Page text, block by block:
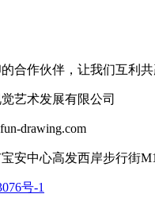
合作伙伴，让我们互利
艺术发展有限公司
drawing.com
安中心高发西岸步行街
号-1